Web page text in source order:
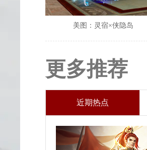
美图：灵宿×侠隐岛
更多推荐
近期热点